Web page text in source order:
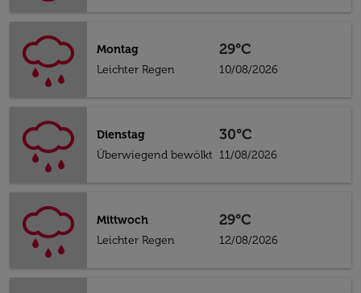
Montag
Leichter Regen
29°C
10/08/2026
Dienstag
Überwiegend bewölkt
30°C
11/08/2026
Mittwoch
Leichter Regen
29°C
12/08/2026